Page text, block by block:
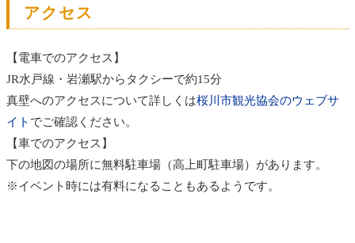
アクセス
【電車でのアクセス】
JR水戸線・岩瀬駅からタクシーで約15分
真壁へのアクセスについて詳しくは桜川市観光協会のウェブサ
イト でご確認ください。
【車でのアクセス】
下の地図の場所に無料駐車場（高上町駐車場）があります。
※イベント時には有料になることもあるようです。